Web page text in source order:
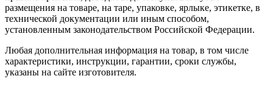
размещения на товаре, на таре, упаковке, ярлыке, этикетке, в
технической документации или иным способом,
установленным законодательством Российской Федерации.
Любая дополнительная информация на товар, в том числе
характеристики, инструкции, гарантии, сроки службы,
указаны на сайте изготовителя.